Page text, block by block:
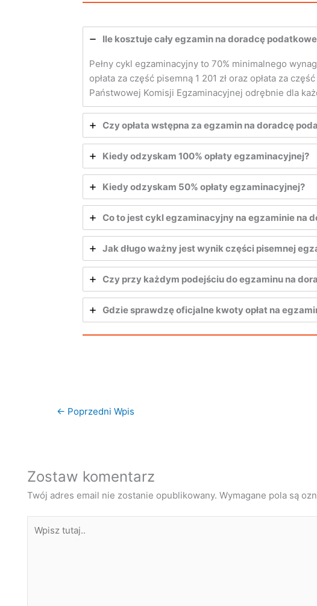
Ile kosztuje cały egzamin na doradcę
Pełny cykl egzaminacyjny to 70% minimalnego
opłata za część pisemną 1 201 zł oraz opłata za
Państwowej Komisji Egzaminacyjnej odrębnie dla
Czy opłata wstępna za egzamin na doradcę
Kiedy odzyskam 100% opłaty egzaminacyjnej?
Kiedy odzyskam 50% opłaty egzaminacyjnej?
Co to jest cykl egzaminacyjny na egzaminie na
Jak długo ważny jest wynik części pisemnej
Czy przy każdym podejściu do egzaminu na
Gdzie sprawdzę oficjalne kwoty opłat na
← Poprzedni Wpis
Zostaw komentarz
Twój adres email nie zostanie opublikowany. Wymagane pola są
tutaj..